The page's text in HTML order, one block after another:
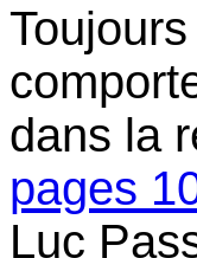
dans la
pages
Luc